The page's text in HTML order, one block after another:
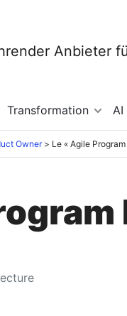
Transformation AI
Owner Le « Agile